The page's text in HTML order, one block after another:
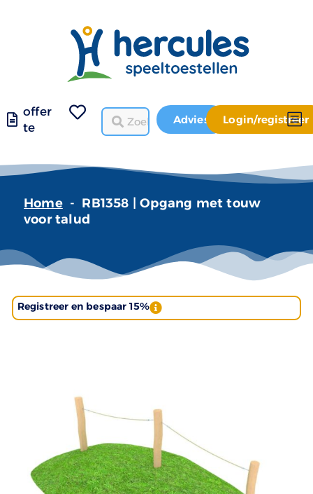
offer
te
Advies Login/registreer
Home - RB1358 | Opgang met touw
voor talud
Registreer en bespaar 15%